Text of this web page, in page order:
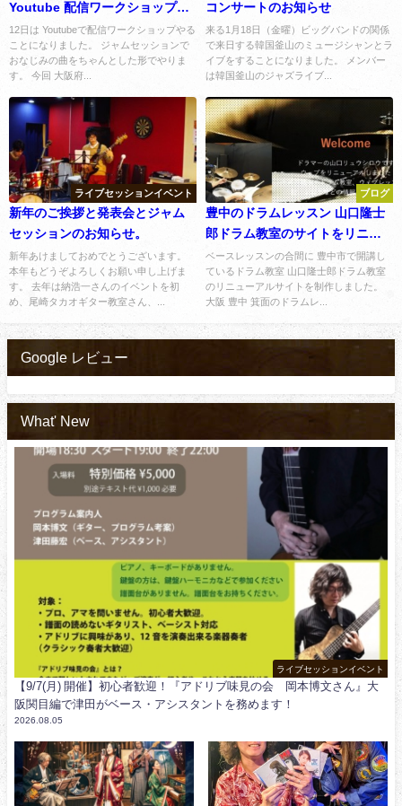
Youtube 配信ワークショップや
ります
12日は Youtubeで配信ワークショップやる
ことになりました。 ジャムセッションで
おなじみの曲をちゃんとした形でやりま
す。 今回 大阪府...
コンサートのお知らせ
来る1月18日（金曜）ビッグバンドの関係
で来日する韓国釜山のミュージシャンとラ
イブをすることになりました。 メンバー
は韓国釜山のジャズライブ...
ライブセッションイベント
新年のご挨拶と発表会とジャム
セッションのお知らせ。
新年あけましておめでとうございます。
本年もどうぞよろしくお願い申し上げま
す。 去年は納浩一さんのイベントを初
め、尾崎タカオギター教室さん、...
ブログ
豊中のドラムレッスン 山口隆士
郎ドラム教室のサイトをリニュ
ーアル・制作しました。
ベースレッスンの合間に 豊中市で開講し
ているドラム教室 山口隆士郎ドラム教室
のリニューアルサイトを制作しました。
大阪 豊中 箕面のドラムレ...
Google レビュー
What' New
ライブセッションイベント
【9/7(月) 開催】初心者歓迎！『アドリブ味見の会 岡本博文さん』大
阪関目編で津田がベース・アシスタントを務めます！
2026.08.05